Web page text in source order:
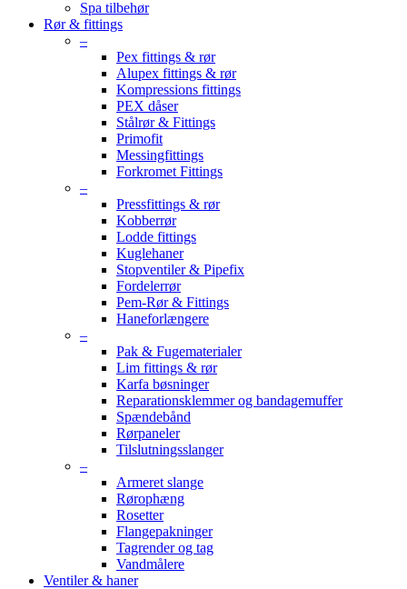
Spa tilbehør
Rør & fittings
–
Pex fittings & rør
Alupex fittings & rør
Kompressions fittings
PEX dåser
Stålrør & Fittings
Primofit
Messingfittings
Forkromet Fittings
–
Pressfittings & rør
Kobberrør
Lodde fittings
Kuglehaner
Stopventiler & Pipefix
Fordelerrør
Pem-Rør & Fittings
Haneforlængere
–
Pak & Fugematerialer
Lim fittings & rør
Karfa bøsninger
Reparationsklemmer og bandagemuffer
Spændebånd
Rørpaneler
Tilslutningsslanger
–
Armeret slange
Rørophæng
Rosetter
Flangepakninger
Tagrender og tag
Vandmålere
Ventiler & haner